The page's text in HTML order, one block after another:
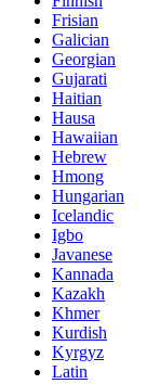
Frisian
Galician
Georgian
Gujarati
Haitian
Hausa
Hawaiian
Hebrew
Hmong
Hungarian
Icelandic
Igbo
Javanese
Kannada
Kazakh
Khmer
Kurdish
Kyrgyz
Latin